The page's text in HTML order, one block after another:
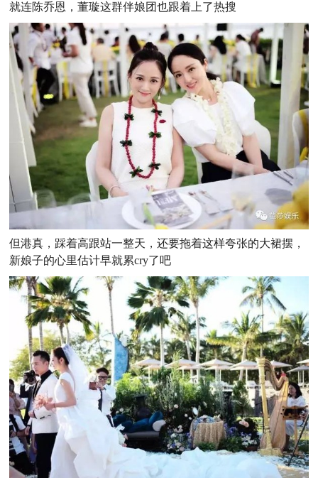
就连陈乔恩，董璇这群伴娘团也跟着上了热搜
但港真，踩着高跟站一整天，还要拖着这样夸张的大裙摆，
新娘子的心里估计早就累cry了吧